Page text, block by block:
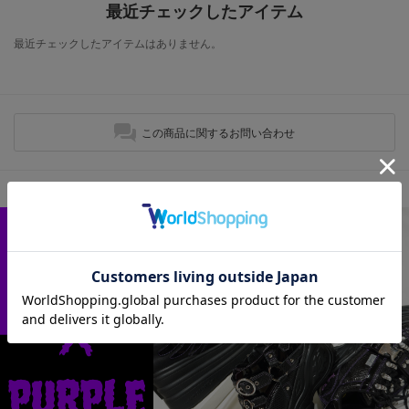
最近チェックしたアイテム
最近チェックしたアイテムはありません。
この商品に関するお問い合わせ